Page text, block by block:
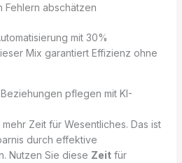
Fehlern abschätzen
mit 30%
Mix garantiert Effizienz ohne
pflegen mit KI-
Zeit für Wesentliches. Das ist
durch effektive
Nutzen Sie diese Zeitfür